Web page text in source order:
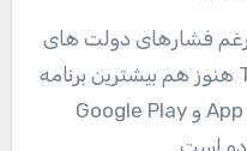
فشارهای دولت های
مختلف، شبکه اجتماعی TikTok هنوز هم بیشترین برنامه
دانلود شده در فروشگاه App Apple و Google Play